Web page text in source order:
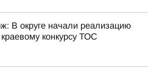
В округе начали реализацию
конкурсу ТОС